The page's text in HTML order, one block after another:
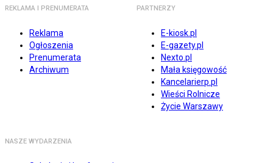
REKLAMA I PRENUMERATA
Reklama
Ogłoszenia
Prenumerata
Archiwum
PARTNERZY
E-kiosk.pl
E-gazety.pl
Nexto.pl
Mała księgowość
Kancelarierp.pl
Wieści Rolnicze
Życie Warszawy
NASZE WYDARZENIA